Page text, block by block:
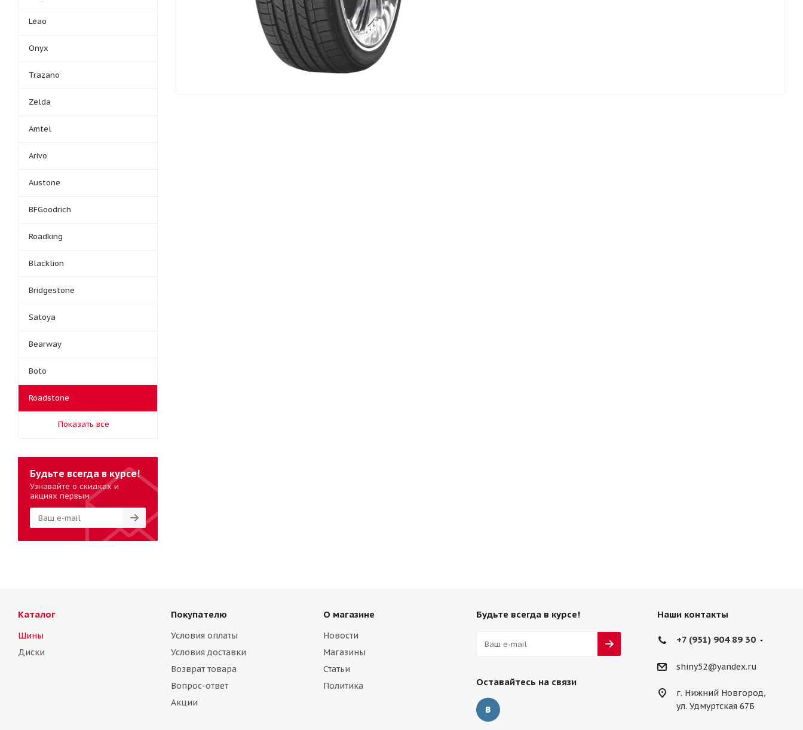
Leao
Onyx
Trazano
Zelda
Amtel
Arivo
Austone
BFGoodrich
Roadking
Blacklion
Bridgestone
Satoya
Bearway
Boto
Roadstone
Показать все
Будьте всегда в курсе!
Узнавайте о скидках и
акциях первым
Каталог
Шины
Диски
Покупателю
Условия оплаты
Условия доставки
Возврат товара
Вопрос-ответ
Акции
О магазине
Новости
Магазины
Статьи
Политика
Будьте всегда в курсе!
Оставайтесь на связи
Наши контакты
+7 (951) 904 89 30
shiny52@yandex.ru
г. Нижний Новгород,
ул. Удмуртская 67Б